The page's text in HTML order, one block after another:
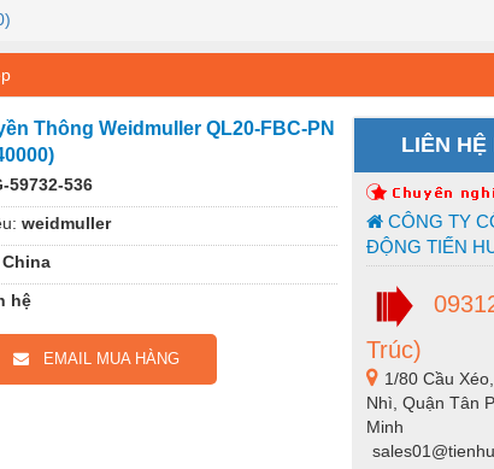
Thông Weidmuller QL20-FBC-PN
59732-536
weidmuller
China
hệ
EMAIL MUA HÀNG
LIÊN HỆ
CÔNG TY
ĐỘNG TIẾN
Trúc)
1/80 Cầu
Nhì, Quận Tân
Minh